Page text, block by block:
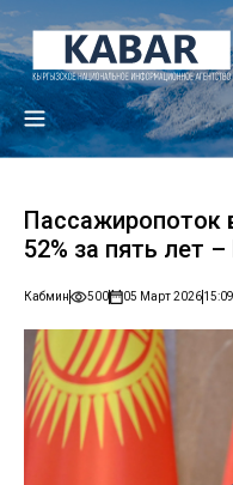
Пассажиропоток
52% за пять лет
Кабмин 500 05 Март 202615:09